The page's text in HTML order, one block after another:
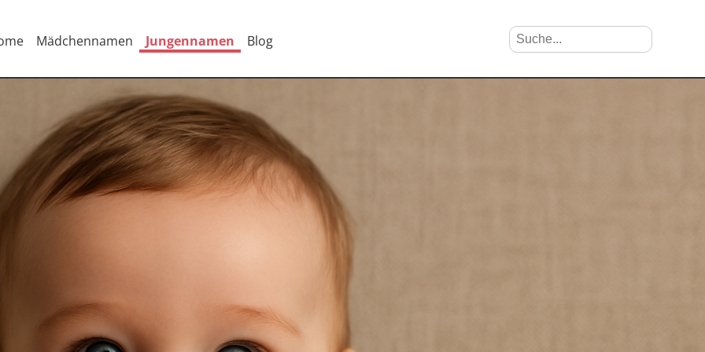
Mädchennamen Jungennamen Blog Suche nach Vornamen Search